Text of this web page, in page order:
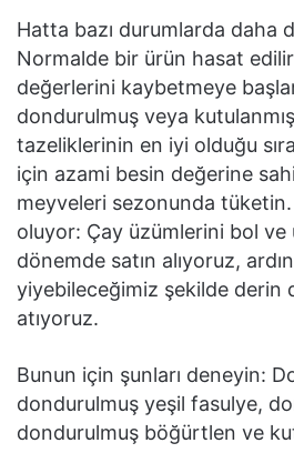
Hatta bazı durumlarda daha
Normalde bir ürün hasat
değerlerini kaybetmeye
dondurulmuş veya
tazeliklerinin en iyi olduğu
için azami besin değerine
meyveleri sezonunda
oluyor: Çay üzümlerini bol ve
dönemde satın alıyoruz,
yiyebileceğimiz şekilde derin
atıyoruz.
Bunun için şunları deneyin:
dondurulmuş yeşil fasulye,
dondurulmuş böğürtlen ve